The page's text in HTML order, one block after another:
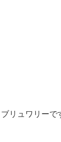
リュワリー